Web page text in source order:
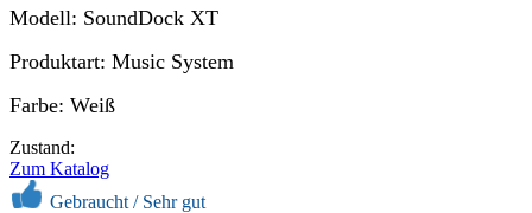
Modell: SoundDock XT
Produktart: Music System
Farbe: Weiß
Zustand:
Zum Katalog
Gebraucht / Sehr gut